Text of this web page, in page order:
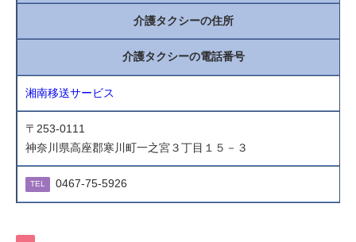
介護タクシーの住所
介護タクシーの電話番号
湘南移送サービス
〒253-0111
神奈川県高座郡寒川町一之宮３丁目１５－３
TEL 0467-75-5926